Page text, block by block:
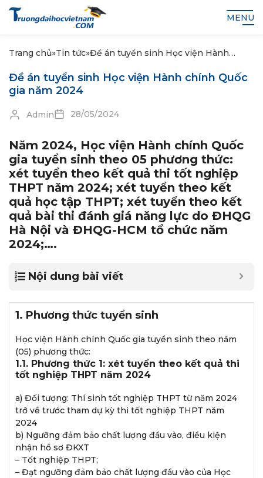
MENU
Trang chủ»Tin tức»Đề án tuyển sinh Học viện Hành
Đề án tuyển sinh Học viện Hành chính Quốc
gia năm 2024
Admin 28/05/2024
Năm 2024, Học viện Hành chính Quốc
gia tuyển sinh theo 05 phương thức:
xét tuyển theo kết quả thi tốt nghiệp
THPT năm 2024; xét tuyển theo kết
quả học tập THPT; xét tuyển theo kết
quả bài thi đánh giá năng lực do ĐHQG
Hà Nội và ĐHQG-HCM tổ chức năm
2024;….
Nội dung bài viết
1. Phương thức tuyển sinh
Học viện Hành chính Quốc gia tuyển sinh theo năm
(05) phương thức:
1.1. Phương thức 1: xét tuyển theo kết quả thi
tốt nghiệp THPT năm 2024
a) Đối tượng: Thí sinh tốt nghiệp THPT từ năm 2024
trở về trước tham dự kỳ thi tốt nghiệp THPT năm
2024
b) Ngưỡng đảm bảo chất lượng đầu vào, điều kiện
nhận hồ sơ ĐKXT
– Tốt nghiệp THPT;
– Đạt ngưỡng đảm bảo chất lượng đầu vào của Học